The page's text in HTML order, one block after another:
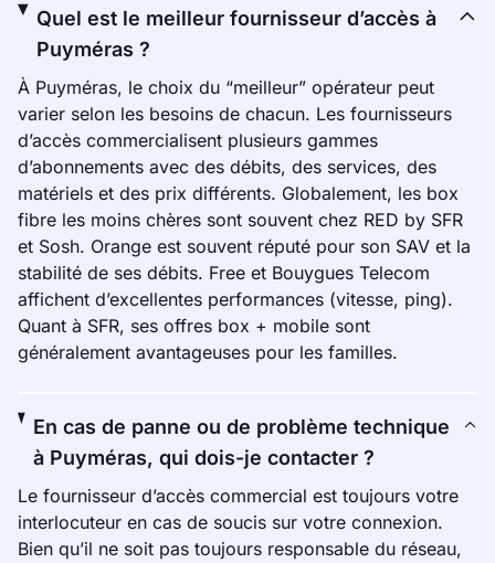
Quel est le meilleur fournisseur d’accès à
Puyméras ?
À Puyméras, le choix du “meilleur” opérateur peut
varier selon les besoins de chacun. Les fournisseurs
d’accès commercialisent plusieurs gammes
d’abonnements avec des débits, des services, des
matériels et des prix différents. Globalement, les box
fibre les moins chères sont souvent chez RED by SFR
et Sosh. Orange est souvent réputé pour son SAV et la
stabilité de ses débits. Free et Bouygues Telecom
affichent d’excellentes performances (vitesse, ping).
Quant à SFR, ses offres box + mobile sont
généralement avantageuses pour les familles.
En cas de panne ou de problème technique
à Puyméras, qui dois-je contacter ?
Le fournisseur d’accès commercial est toujours votre
interlocuteur en cas de soucis sur votre connexion.
Bien qu’il ne soit pas toujours responsable du réseau,